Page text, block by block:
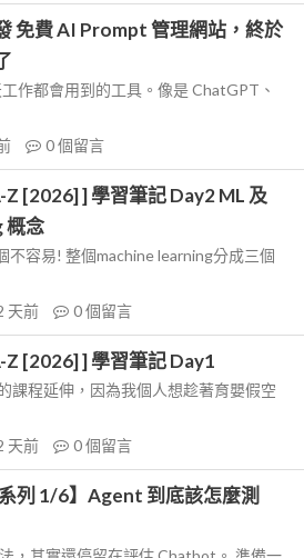
免費 AI Prompt 管理網站，終於
作都會用到的工具。像是 ChatGPT、
0個留言
[2026] ] 學習筆記 Day2 ML 及
概念
不容易! 整個machine learning分成三個
天前 0個留言
[2026] ] 學習筆記 Day1
課程延伸，因為我個人想趁著育嬰假空
天前 0個留言
列 1/6】Agent 到底該怎麼測